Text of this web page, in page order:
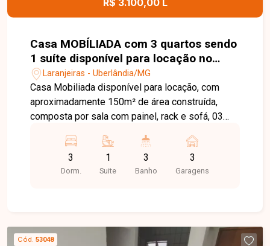
R$ 3.100,00 L
Casa MOBÍLIADA com 3 quartos sendo
1 suíte disponível para locação no
bairro Laranjeiras em Uberlândia-MG
Laranjeiras - Uberlândia/MG
Casa Mobiliada disponível para locação, com
aproximadamente 150m² de área construída,
composta por sala com painel, rack e sofá, 03
casal e TV, além de camas de casal nos demais
quartos, banheiro social, 02 cozinhas completas
com armários, cooktop, fogão, geladeira
por 02 portões laterais, interfone, portão
3
Dorm.
1
Suite
3
Banho
3
Garagens
Cód. 53048